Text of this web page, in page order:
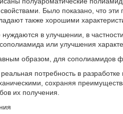
Было показано, что
также хорошими
в улучшении, в
или улучшения
образом, для сополиамидов
потребность в
сохраняя
их получения.